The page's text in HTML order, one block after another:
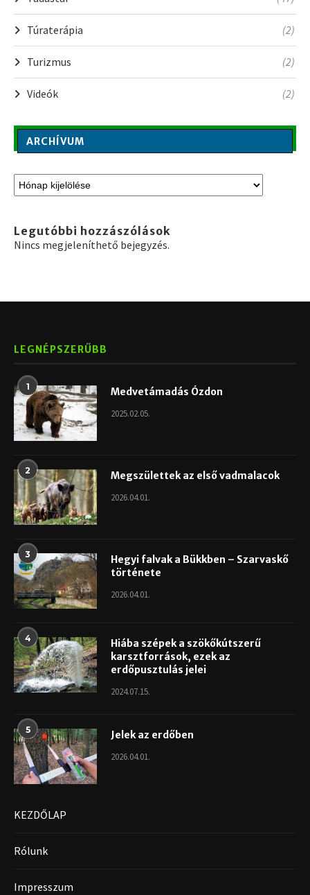
Túraterápia (2)
Turizmus (2)
Videók (2)
ARCHÍVUM
Legutóbbi hozzászólások
Nincs megjeleníthető bejegyzés.
LEGNÉPSZERŰBB
1 Medvetámadás Ózdon
2025.02.05.
2 Megszülettek az első vadmalacok
2026.04.01.
3
Hegyi falvak a Bükkben – Szarvaskő
története
2026.04.01.
4
Hiába szépek a szökőkútszerű
karsztforrások, ezek az
erdőpusztulás jelei
2024.07.15.
5 Jelek az erdőben
2026.04.01.
KEZDŐLAP
Rólunk
Impresszum